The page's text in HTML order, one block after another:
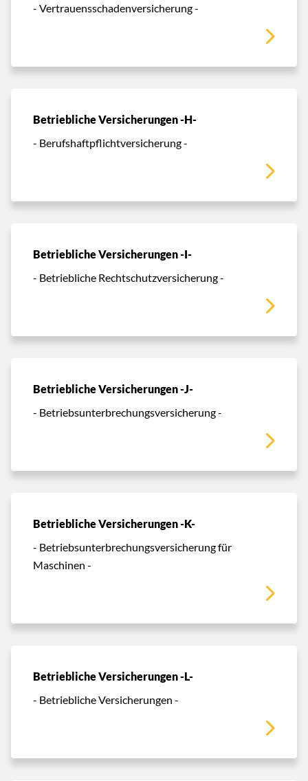
- Vertrauensschadenversicherung -
Betriebliche Versicherungen -H-
- Berufshaftpflichtversicherung -
Betriebliche Versicherungen -I-
- Betriebliche Rechtschutzversicherung -
Betriebliche Versicherungen -J-
- Betriebsunterbrechungsversicherung -
Betriebliche Versicherungen -K-
- Betriebsunterbrechungsversicherung für
Maschinen -
Betriebliche Versicherungen -L-
- Betriebliche Versicherungen -